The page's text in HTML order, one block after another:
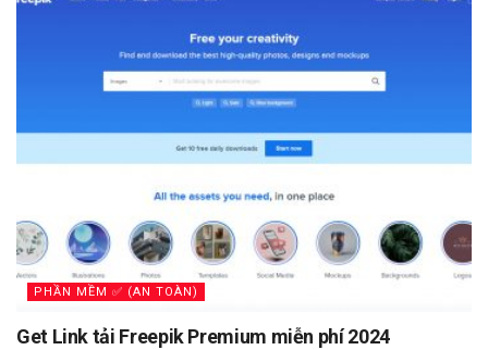
PHẦN MỀM ✅ (AN TOÀN)
Get Link tải Freepik Premium miễn phí 2024